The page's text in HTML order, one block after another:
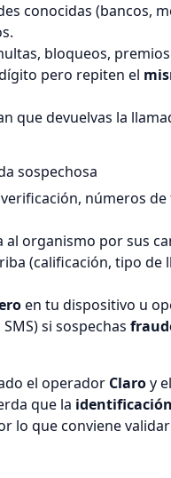
conocidas (bancos,
bloqueos,
pero repiten el
que devuelvas la
sospechosa
números
al organismo por sus
(calificación, tipo de
en tu dispositivo u
si sospechas
el operador Claroy
que la
lo que conviene